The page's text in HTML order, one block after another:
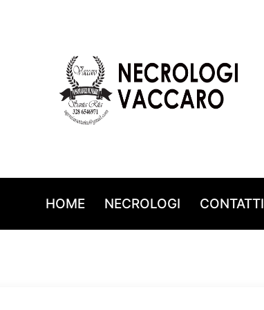
HOME NECROLOGI CONTATTI